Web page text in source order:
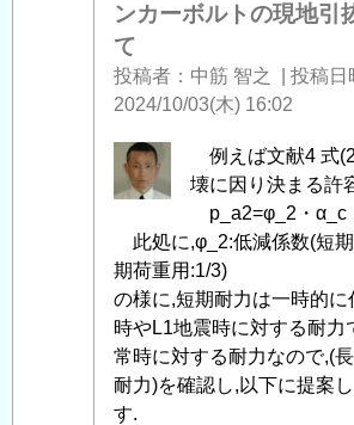
」
ンカーボルトの現地引
て
投稿者 中筋 智之
投稿日
2024/10/03(木) 16:02
匿
名
者
に
よ
る
「Re:
Re:
例えば文献4 式
壊に因り決まる許
p_a2=φ_2・α_c
此処に,φ_2:低減係数(短
期荷重用:1/3)
の様に,短期耐力は一時的に
時やL1地震時に対する耐力
常時に対する耐力なので,(
耐力)を確認し,以下に提案
す.